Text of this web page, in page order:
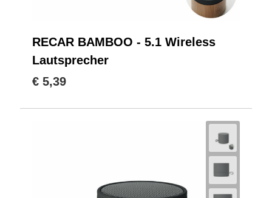
RECAR BAMBOO - 5.1 Wireless
Lautsprecher
€ 5,39